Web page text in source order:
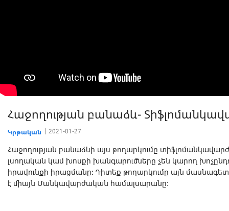
Հաջողության բանաձև-
Կրթական 2021-01-27
Հաջողության բանաձևի այս թողարկումը
լսողական կամ խոսքի խանգարումները չեն կարող
իրավունքի իրացմանը: Դիտեք թողարկումը այն
է միայն Մանկավարժական համալսարանը: